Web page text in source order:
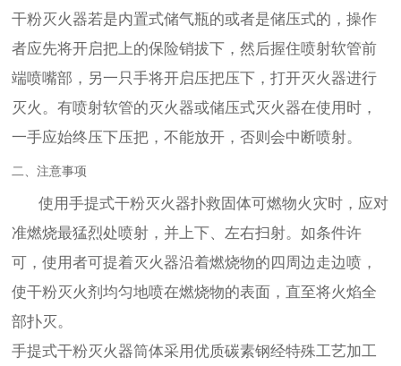
干粉灭火器若是内置式储气瓶的或者是储压式的，操作
者应先将开启把上的保险销拔下，然后握住喷射软管前
端喷嘴部，另一只手将开启压把压下，打开灭火器进行
灭火。有喷射软管的灭火器或储压式灭火器在使用时，
一手应始终压下压把，不能放开，否则会中断喷射。
二、注意事项
使用手提式干粉灭火器扑救固体可燃物火灾时，应对
准燃烧最猛烈处喷射，并上下、左右扫射。如条件许
可，使用者可提着灭火器沿着燃烧物的四周边走边喷，
使干粉灭火剂均匀地喷在燃烧物的表面，直至将火焰全
部扑灭。
手提式干粉灭火器筒体采用优质碳素钢经特殊工艺加工